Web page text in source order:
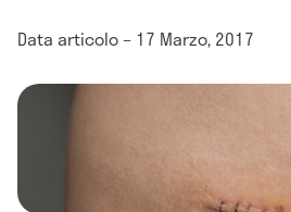
Data articolo – 17 Marzo, 2017